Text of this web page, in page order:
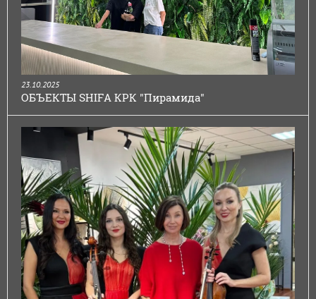
23.10.2025
ОБЪЕКТЫ SHIFA КРК "Пирамида"